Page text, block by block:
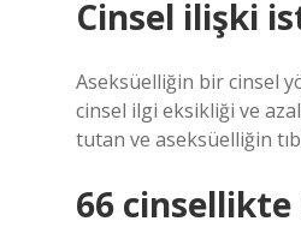
Cinsel ilişki
Aseksüelliğin bir cinsel
cinsel ilgi eksikliği ve
tutan ve aseksüelliğin
66